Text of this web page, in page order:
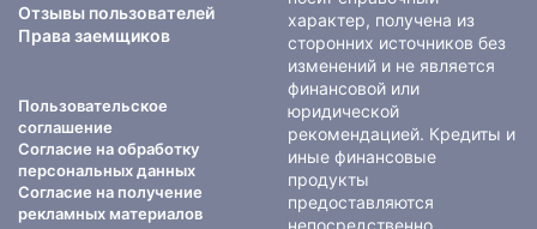
Отзывы пользователей
Права заемщиков
Пользовательское
соглашение
Согласие на обработку
персональных данных
Согласие на получение
рекламных материалов
характер, получена из
сторонних источников без
изменений и не является
финансовой или
юридической
рекомендацией. Кредиты и
иные финансовые
продукты
предоставляются